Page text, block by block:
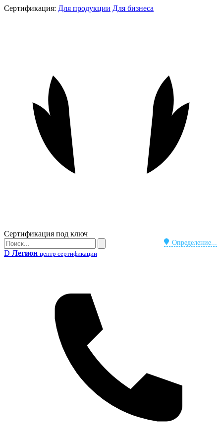
Сертификация: Для продукции Для бизнеса
Бейдж
Сертификация под ключ
Определение...
Поиск
Поиск
D Легион центр сертификации